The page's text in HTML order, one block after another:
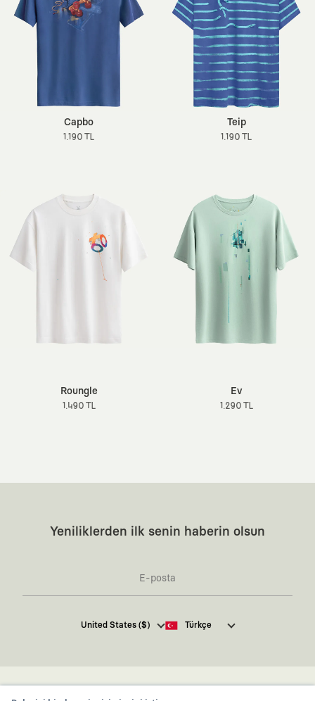
Capbo
1.190 TL
Teip
1.190 TL
Roungle
1.490 TL
Ev
1.290 TL
Yeniliklerden ilk senin haberin olsun
Kaft Tasarım Tekstil Sanayi ve Ticaret Anonim
Ticari Elektronik İleti Aydınlatma Metni’neburadan
United States ($) Türkçe